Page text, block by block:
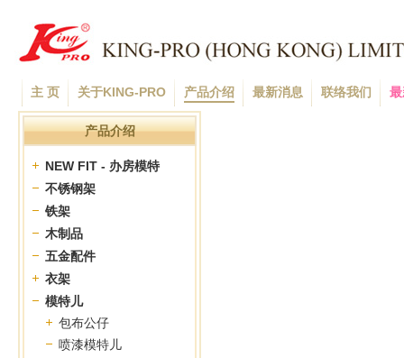
主 页 关于KING-PRO 产品介绍 最新消息 联络我们
产品介绍
NEW FIT - 办房模特
不锈钢架
铁架
木制品
五金配件
衣架
模特儿
包布公仔
喷漆模特儿